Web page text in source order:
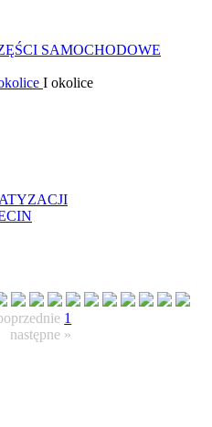
SAMOCHODOWE
I okolice
1
następne »